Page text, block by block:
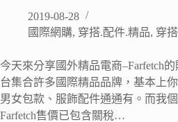
2019-08-28
國際網購, 穿搭.配件.精品, 穿
今天來分享國外精品電商–Farfetch
台集合許多國際精品品牌，基本上
男女包款、服飾配件通通有。而我
Farfetch售價已包含關稅…